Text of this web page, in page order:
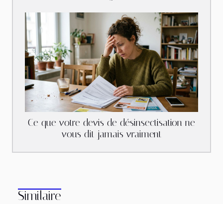
Ce que votre devis de désinsectisation ne
vous dit jamais vraiment
Similaire